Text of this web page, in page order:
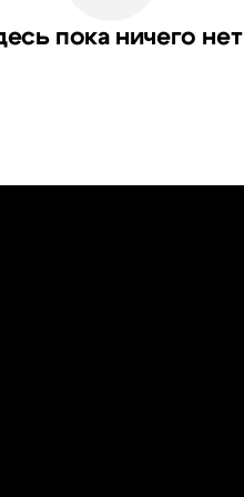
пока ничего нет